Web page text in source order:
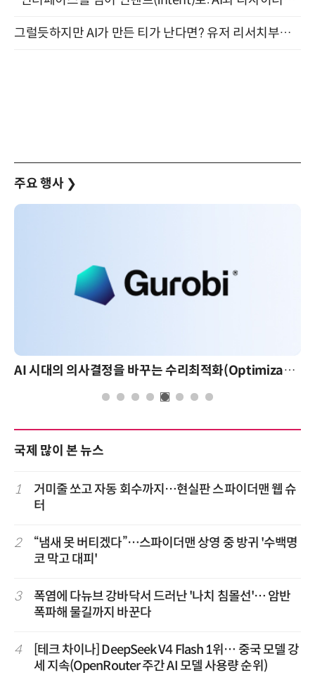
그럴듯하지만 AI가 만든 티가 난다면? 유저 리서치부터 배포까지! (9/15)
주요 행사 ❯
AI 시대의 의사결정을 바꾸는 수리최적화(Optimization): 실제 산업 적용 사례와 활용 전략
국제 많이 본 뉴스
1
거미줄 쏘고 자동 회수까지…현실판 스파이더맨 웹 슈
터
2
“냄새 못 버티겠다”…스파이더맨 상영 중 방귀 '수백명
코 막고 대피'
3
폭염에 다뉴브 강바닥서 드러난 '나치 침몰선'… 암반
폭파해 물길까지 바꾼다
4
[테크 차이나] DeepSeek V4 Flash 1위… 중국 모델 강
세 지속(OpenRouter 주간 AI 모델 사용량 순위)